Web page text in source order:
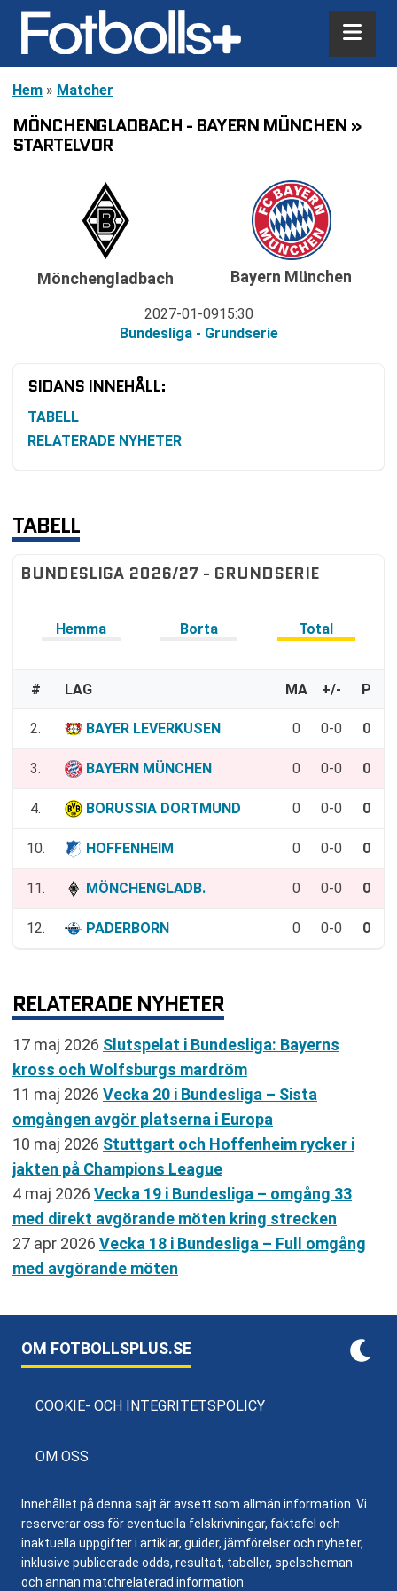
Hem » Matcher
MÖNCHENGLADBACH - BAYERN MÜNCHEN »
STARTELVOR
Mönchengladbach
2027-01-0915:30
Bundesliga - Grundserie
Bayern München
SIDANS INNEHÅLL:
TABELL
RELATERADE NYHETER
TABELL
BUNDESLIGA 2026/27 - GRUNDSERIE
Hemma Borta Total
# LAG MA +/- P
2. BAYER LEVERKUSEN 0 0-0 0
3. BAYERN MÜNCHEN 0 0-0 0
4. BORUSSIA DORTMUND 0 0-0 0
10. HOFFENHEIM 0 0-0 0
11. MÖNCHENGLADB. 0 0-0 0
12. PADERBORN 0 0-0 0
RELATERADE NYHETER
17 maj 2026 Slutspelat i Bundesliga: Bayerns
kross och Wolfsburgs mardröm
11 maj 2026 Vecka 20 i Bundesliga – Sista
omgången avgör platserna i Europa
10 maj 2026 Stuttgart och Hoffenheim rycker i
jakten på Champions League
4 maj 2026 Vecka 19 i Bundesliga – omgång 33
med direkt avgörande möten kring strecken
27 apr 2026 Vecka 18 i Bundesliga – Full omgång
med avgörande möten
OM FOTBOLLSPLUS.SE
COOKIE- OCH INTEGRITETSPOLICY
OM OSS
Innehållet på denna sajt är avsett som allmän information. Vi
reserverar oss för eventuella felskrivningar, faktafel och
inaktuella uppgifter i artiklar, guider, jämförelser och nyheter,
inklusive publicerade odds, resultat, tabeller, spelscheman
och annan matchrelaterad information.